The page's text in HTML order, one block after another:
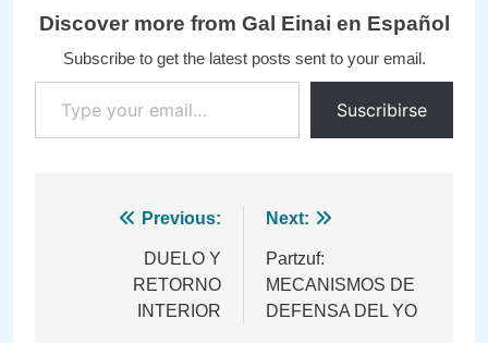
Discover more from Gal Einai en Español
Subscribe to get the latest posts sent to your email.
Type your email…
Suscribirse
Navegación
entradas
Previous:
DUELO Y
RETORNO
INTERIOR
Next:
Partzuf:
MECANISMOS DE
DEFENSA DEL YO